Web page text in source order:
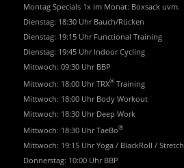
Montag Specials 1x im Monat: Boxsack uvm.
Dienstag: 18:30 Uhr Bauch/Rücken
Dienstag: 19:15 Uhr Functional Training
Dienstag: 19:45 Uhr Indoor Cycling
Mittwoch: 09:30 Uhr BBP
Mittwoch: 18:00 Uhr TRX®Training
Mittwoch: 18:00 Uhr Body Workout
Mittwoch: 18:30 Uhr Deep Work
Mittwoch: 18:30 Uhr TaeBo®
Mittwoch: 19:15 Uhr Yoga / BlackRoll / Stretch
Donnerstag: 10:00 Uhr BBP